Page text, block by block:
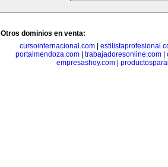
Otros dominios en venta:
cursointernacional.com|
portalmendoza.com| trabajadoresonline.com|
empresashoy.com|